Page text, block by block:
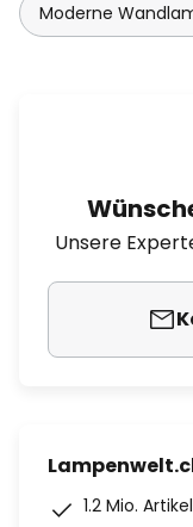
Moderne
Unsere
1.2 Mio.